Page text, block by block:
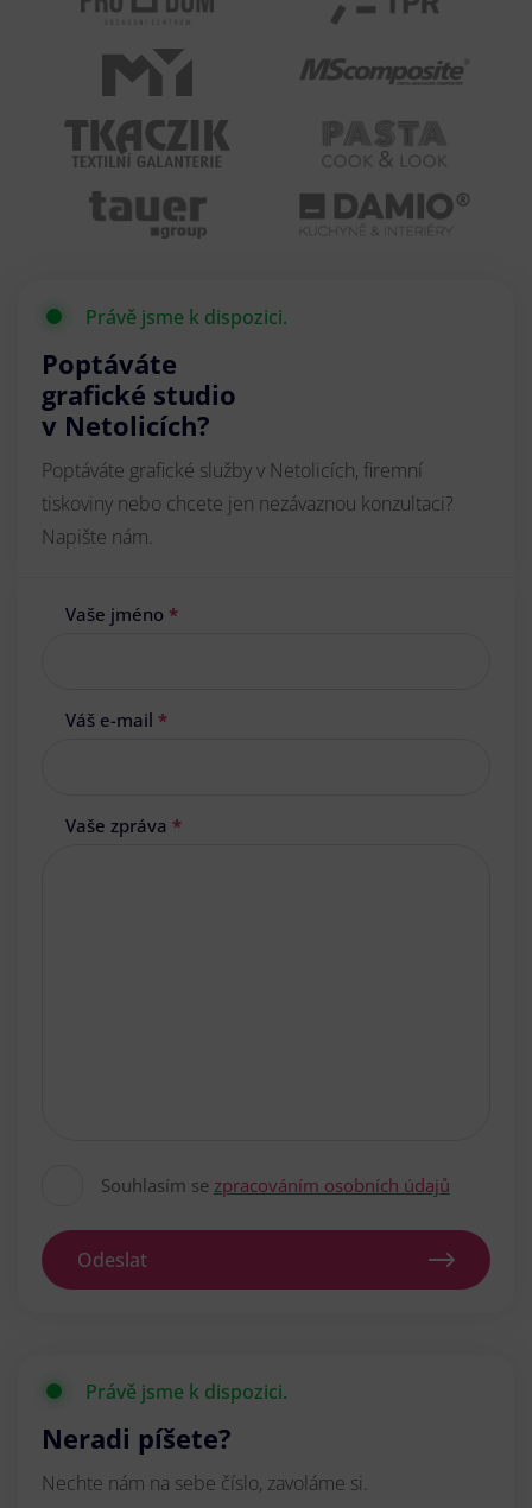
Právě jsme k dispozici.
Poptáváte
grafické studio
v Netolicích?
Poptáváte grafické služby v Netolicích, firemní
tiskoviny nebo chcete jen nezávaznou konzultaci?
Napište nám.
Vaše jméno *
Váš e-mail *
Vaše zpráva *
Souhlasím se zpracováním osobních údajů
Odeslat
Právě jsme k dispozici.
Neradi píšete?
Nechte nám na sebe číslo, zavoláme si.